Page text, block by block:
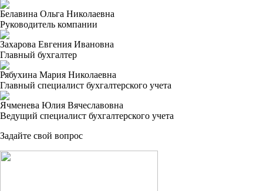
Белавина Ольга Николаевна
Руководитель компании
Захарова Евгения Ивановна
Главный бухгалтер
Рябухина Мария Николаевна
Главный специалист бухгалтерского учета
Ячменева Юлия Вячеславовна
Ведущий специалист бухгалтерского учета
Задайте свой вопрос